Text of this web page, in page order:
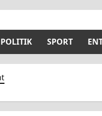
POLITIK SPORT